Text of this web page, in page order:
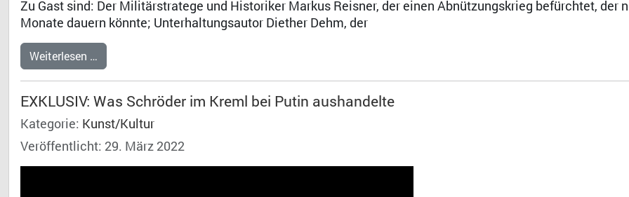
Zu Gast sind: Der Militärstratege und Historiker Markus Reisner, der einen Abnützungskrieg befürchtet, der
Monate dauern könnte; Unterhaltungsautor Diether Dehm, der
Weiterlesen …
EXKLUSIV: Was Schröder im Kreml bei Putin aushandelte
Kategorie: Kunst/Kultur
Veröffentlicht: 29. März 2022